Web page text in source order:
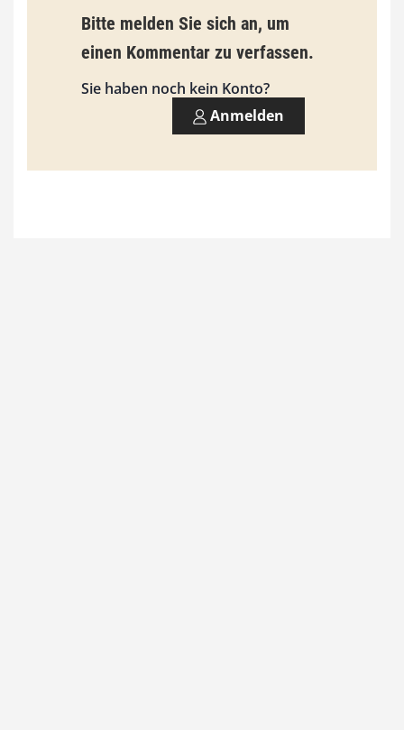
i
s
9
0
Bitte melden Sie sich an, um
einen Kommentar zu verfassen.
Sie haben noch kein Konto?
Anmelden